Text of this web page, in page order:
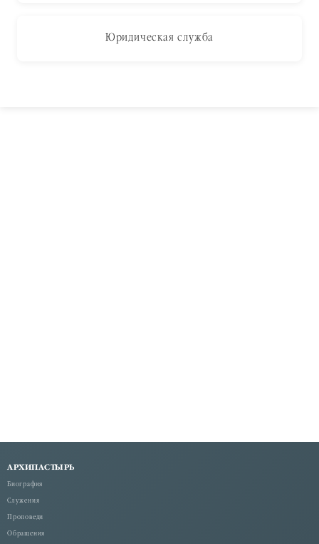
Юридическая служба
АРХИПАСТЫРЬ
Биография
Служения
Проповеди
Обращения